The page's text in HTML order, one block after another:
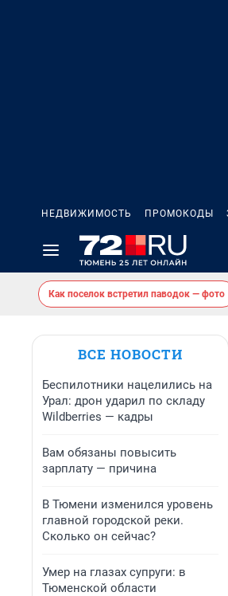
НЕДВИЖИМОСТЬ ПРОМОКОДЫ
Как поселок встретил паводок — фото
ВСЕ НОВОСТИ
Беспилотники нацелились на
Урал: дрон ударил по складу
Wildberries — кадры
Вам обязаны повысить
зарплату — причина
В Тюмени изменился уровень
главной городской реки.
Сколько он сейчас?
Умер на глазах супруги: в
Тюменской области